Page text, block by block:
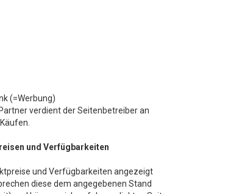
(=Werbung)
verdient der Seitenbetreiber an
und Verfügbarkeiten
und Verfügbarkeiten angezeigt
diese dem angegebenen Stand